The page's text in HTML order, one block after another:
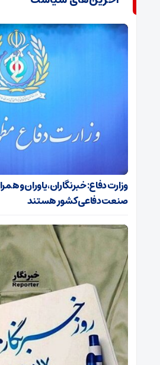
وزارت دفاع: خبرنگاران، یاوران و
صنعت دفاعی کشور هستند